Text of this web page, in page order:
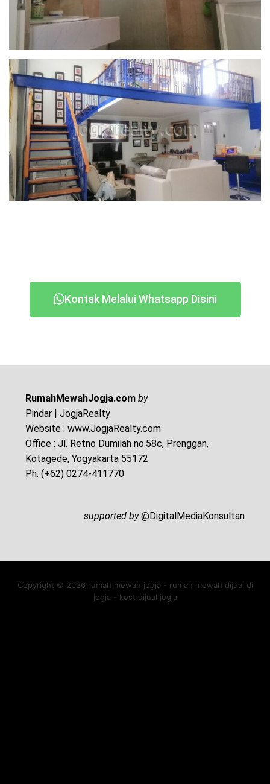
Kontak Melalui Whatsapp Disini
RumahMewahJogja.com by
Pindar | JogjaRealty
Website : www.JogjaRealty.com
Office : Jl. Retno Dumilah no.58c, Prenggan,
Kotagede, Yogyakarta 55172
Ph. (+62) 0274-411770
supported by@DigitalMediaKonsultan
Copyright © 2026 rumah mewah jogja - rumah mewah dijual di
jogja - kost dijual jogja